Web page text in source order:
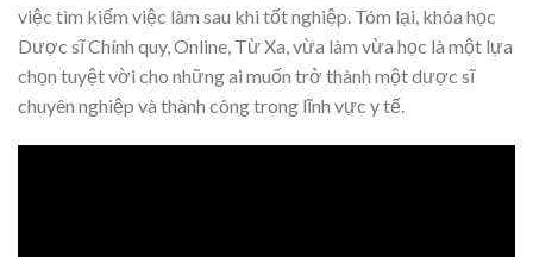
việc tìm kiếm việc làm sau khi tốt nghiệp. Tóm lại, khóa học
Dược sĩ Chính quy, Online, Từ Xa, vừa làm vừa học là một lựa
chọn tuyệt vời cho những ai muốn trở thành một dược sĩ
chuyên nghiệp và thành công trong lĩnh vực y tế.